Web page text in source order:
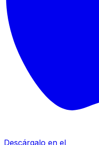
Descárgalo en el